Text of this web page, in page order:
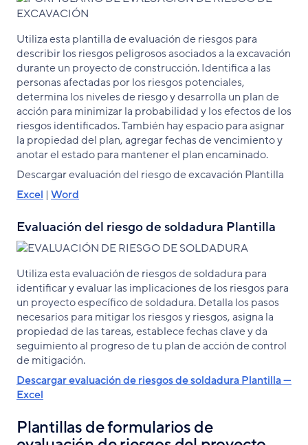
Utiliza esta plantilla de evaluación de riesgos para
describir los riesgos peligrosos asociados a la excavación
durante un proyecto de construcción. Identifica a las
personas afectadas por los riesgos potenciales,
determina los niveles de riesgo y desarrolla un plan de
acción para minimizar la probabilidad y los efectos de los
riesgos identificados. También hay espacio para asignar
la propiedad del plan, agregar fechas de vencimiento y
anotar el estado para mantener el plan encaminado.
Descargar evaluación del riesgo de excavación Plantilla
Excel | Word
Evaluación del riesgo de soldadura Plantilla
Utiliza esta evaluación de riesgos de soldadura para
identificar y evaluar las implicaciones de los riesgos para
un proyecto específico de soldadura. Detalla los pasos
necesarios para mitigar los riesgos y riesgos, asigna la
propiedad de las tareas, establece fechas clave y da
seguimiento al progreso de tu plan de acción de control
de mitigación.
Descargar evaluación de riesgos de soldadura Plantilla —
Excel
Plantillas de formularios de